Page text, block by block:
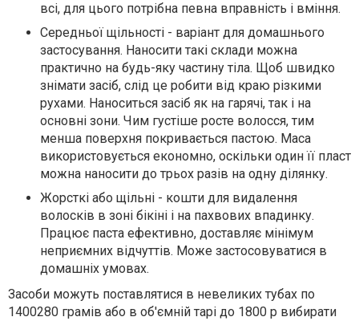
всі, для цього потрібна певна вправність і вміння.
Середньої щільності - варіант для домашнього
застосування. Наносити такі склади можна
практично на будь-яку частину тіла. Щоб швидко
знімати засіб, слід це робити від краю різкими
рухами. Наноситься засіб як на гарячі, так і на
основні зони. Чим густіше росте волосся, тим
менша поверхня покривається пастою. Маса
використовується економно, оскільки один її пласт
можна наносити до трьох разів на одну ділянку.
Жорсткі або щільні - кошти для видалення
волосків в зоні бікіні і на пахвових впадинку.
Працює паста ефективно, доставляє мінімум
неприємних відчуттів. Може застосовуватися в
домашніх умовах.
Засоби можуть поставлятися в невеликих тубах по
1400280 грамів або в об'ємній тарі до 1800 р вибирати